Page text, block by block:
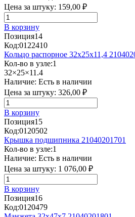
Цена за штуку: 159,00 ₽
В корзину
Позиция14
Код:0122410
Кольцо распорное 32х25х11,4
Кол-во в узле:1
32×25×11.4
Наличие: Есть в наличии
Цена за штуку: 326,00 ₽
В корзину
Позиция15
Код:0120502
Крышка подшипника 21040201701
Кол-во в узле:1
Наличие: Есть в наличии
Цена за штуку: 1 076,00 ₽
В корзину
Позиция16
Код:0120479